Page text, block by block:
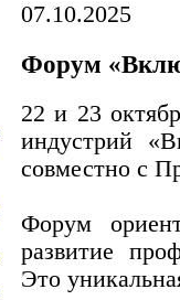
07.10.2025
Форум
22 и 23
индустрий
совместно с
Форум
развитие
Это